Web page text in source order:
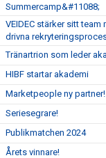
Summercamp&#11088;
VEIDEC stärker sitt
drivna
Tränartrion som leder
HIBF startar akademi
Marketpeople ny partner!
Seriesegrare!
Publikmatchen 2024
Årets vinnare!